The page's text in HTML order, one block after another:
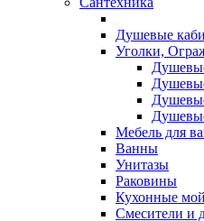
Душевые
Уголки,
Мебель для
Ванны
Унитазы
Раковины
Кухонные
Смесители и